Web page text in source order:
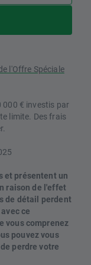
l'Offre Spéciale
000 € investis par
limite. Des frais
et présentent un
raison de l'effet
de détail perdent
ce
vous comprenez
pouvez vous
perdre votre